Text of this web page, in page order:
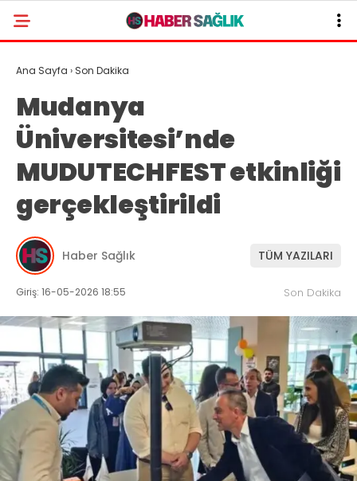
Ana Sayfa › Son Dakika
Mudanya
Üniversitesi’nde
MUDUTECHFEST etkinliği
gerçekleştirildi
Haber Sağlık TÜM YAZILARI
Giriş: 16-05-2026 18:55 Son Dakika